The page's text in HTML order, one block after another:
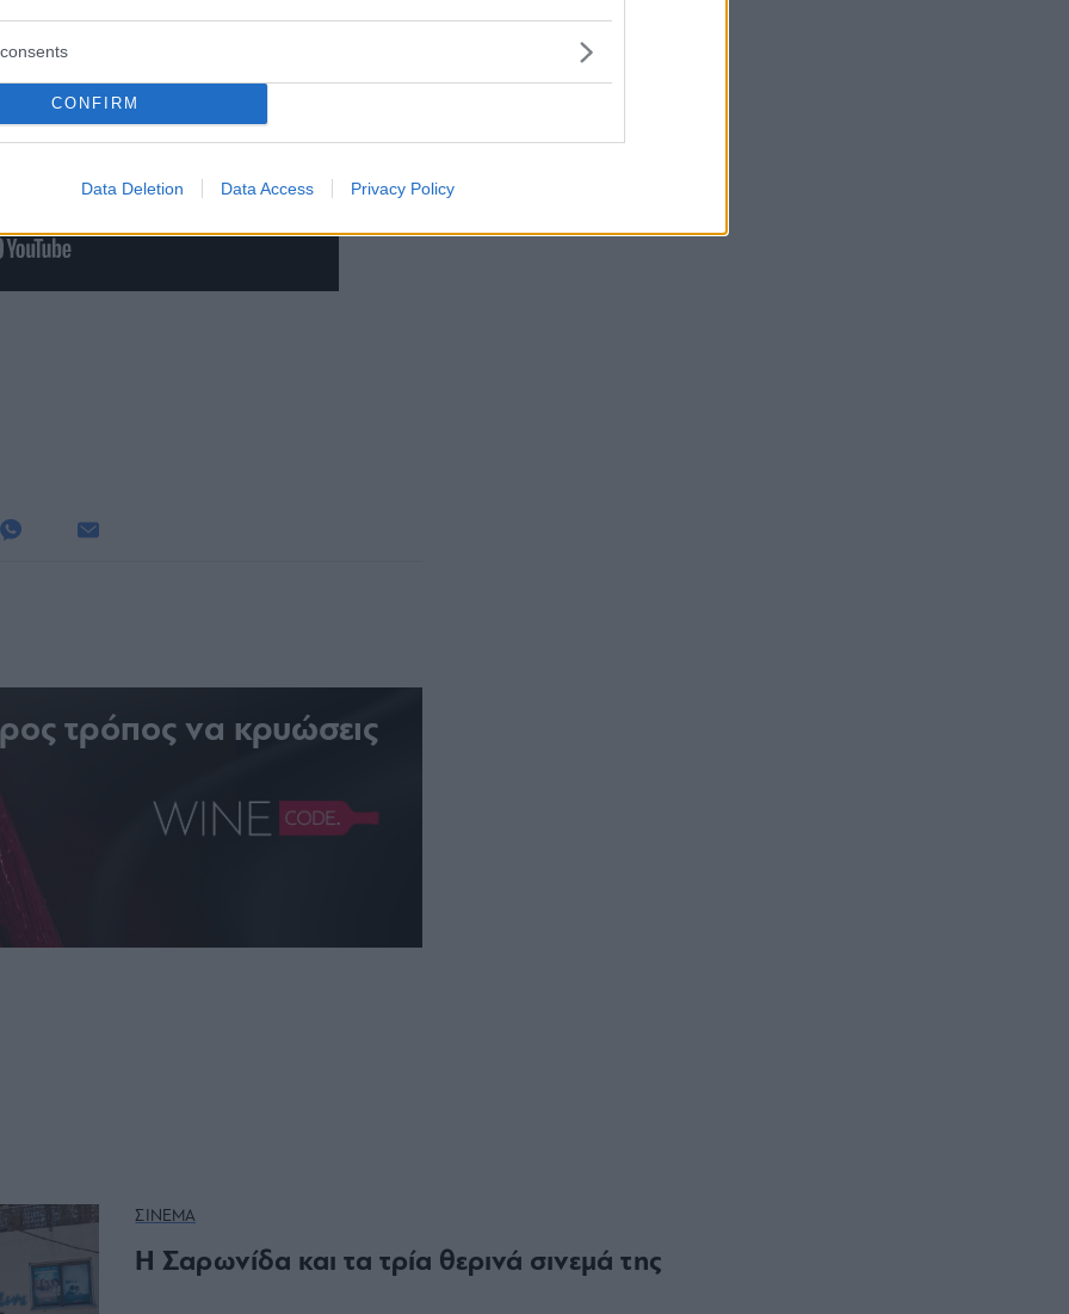
CONFIRM
Data Deletion Data Access Privacy Policy
τρόπος να κρυώσεις
ΣΙΝΕΜΑ
Η Σαρωνίδα και τα τρία θερινά σινεμά της